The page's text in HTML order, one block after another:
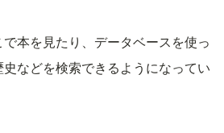
本を見たり、データベースを使っ
などを検索できるようになってい